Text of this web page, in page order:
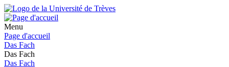
Menu
Page d'accueil
Das Fach
Das Fach
Das Fach